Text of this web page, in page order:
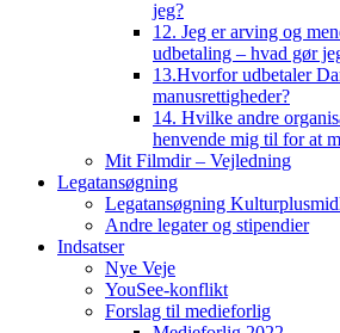
jeg?
12. Jeg er arving og
udbetaling – hvad gør
13.Hvorfor udbetaler
manusrettigheder?
14. Hvilke andre
henvende mig til for at
Mit Filmdir – Vejledning
Legatansøgning
Legatansøgning
Andre legater og stipendier
Indsatser
Nye Veje
YouSee-konflikt
Forslag til medieforlig